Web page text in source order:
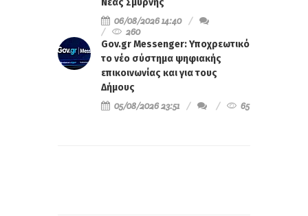
06/08/2026 14:40
260
Gov.gr Messenger: Υποχρεωτικό
το νέο σύστημα ψηφιακής
επικοινωνίας και για τους
Δήμους
05/08/2026 23:51
65